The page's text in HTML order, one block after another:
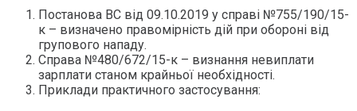
Постанова ВС від 09.10.2019 у справі №755/190/15-
к – визначено правомірність дій при обороні від
групового нападу.
Справа №480/672/15-к – визнання невиплати
зарплати станом крайньої необхідності.
Приклади практичного застосування: